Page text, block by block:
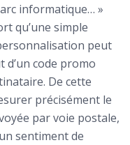
informatique… »
qu’une simple
peut
d’un code promo
De cette
précisément le
par voie postale,
sentiment de